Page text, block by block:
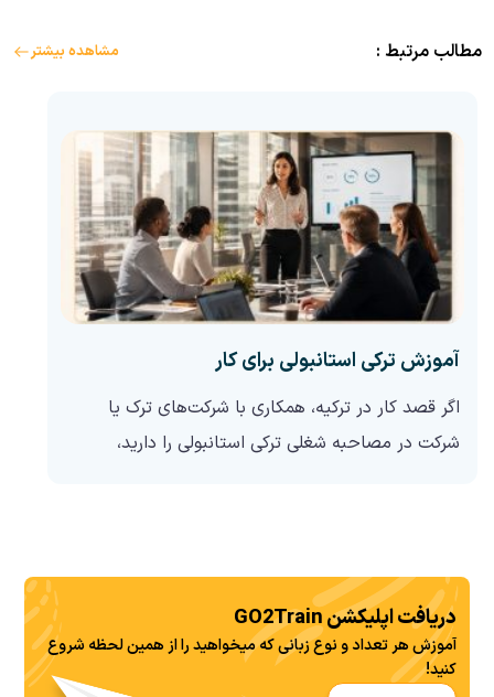
مطالب مرتبط : مشاهده بیشتر
آموزش ترکی استانبولی برای کار
اگر قصد کار در ترکیه، همکاری با شرکت‌های ترک یا
شرکت در مصاحبه شغلی ترکی استانبولی را دارید،
دریافت اپلیکشن GO2Train
آموزش هر تعداد و نوع زبانی که میخواهید را از همین لحظه شروع
کنید!